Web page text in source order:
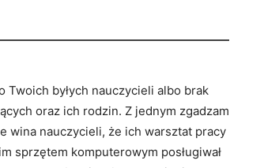
Twoich byłych nauczycieli albo brak
oraz ich rodzin. Z jednym zgadzam
wina nauczycieli, że ich warsztat pracy
sprzętem komputerowym posługiwał